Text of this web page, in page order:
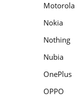
Motorola
Nokia
Nothing
Nubia
OnePlus
OPPO